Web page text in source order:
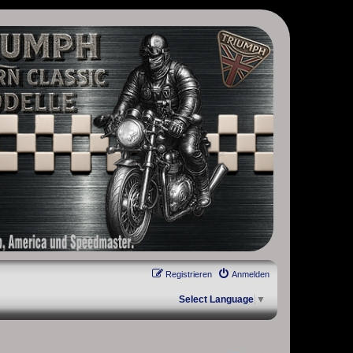
Scrambler, Bobber, Speed Twin, Street Scrambler, Street Twin,
Anmelden
Registrieren
Select Language ▼